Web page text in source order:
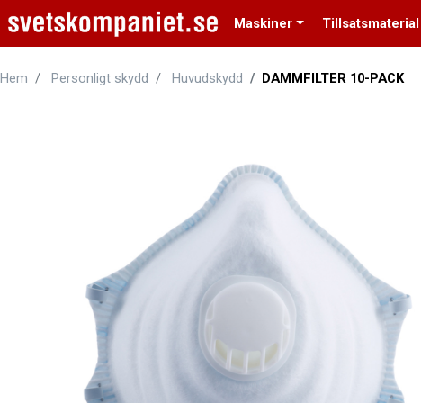
Maskiner Tillsatsmaterial
Hem Personligt skydd Huvudskydd DAMMFILTER 10-PACK